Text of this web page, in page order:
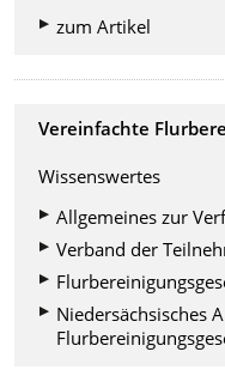
zum Artikel
Vereinfachte
Wissenswertes
Allgemeines zur
Verband der
Niedersächsisches